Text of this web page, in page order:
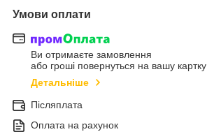
Умови оплати
Ви отримаєте замовлення
або гроші повернуться на вашу картку
Детальніше
Післяплата
Оплата на рахунок